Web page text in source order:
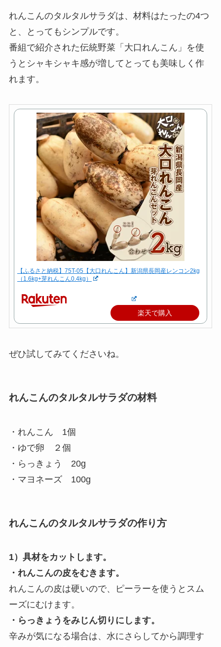
れんこんのタルタルサラダは、材料はたったの4つ
と、とってもシンプルです。
番組で紹介された伝統野菜「大口れんこん」を使
うとシャキシャキ感が増してとっても美味しく作
れます。
【ふるさと納税】75T-05【大口れんこん】新潟県長岡産レンコン2kg
（1.6kg+芽れんこん0.4kg）
楽天で購入
ぜひ試してみてくださいね。
れんこんのタルタルサラダの材料
・れんこん 1個
・ゆで卵
２個
・らっきょう 20g
・マヨネーズ 100g
れんこんのタルタルサラダの作り方
1）具材をカットします。
・れんこんの皮をむきます。
れんこんの皮は硬いので、ピーラーを使うとスム
ーズにむけます。
・らっきょうをみじん切りにします。
辛みが気になる場合は、水にさらしてから調理す